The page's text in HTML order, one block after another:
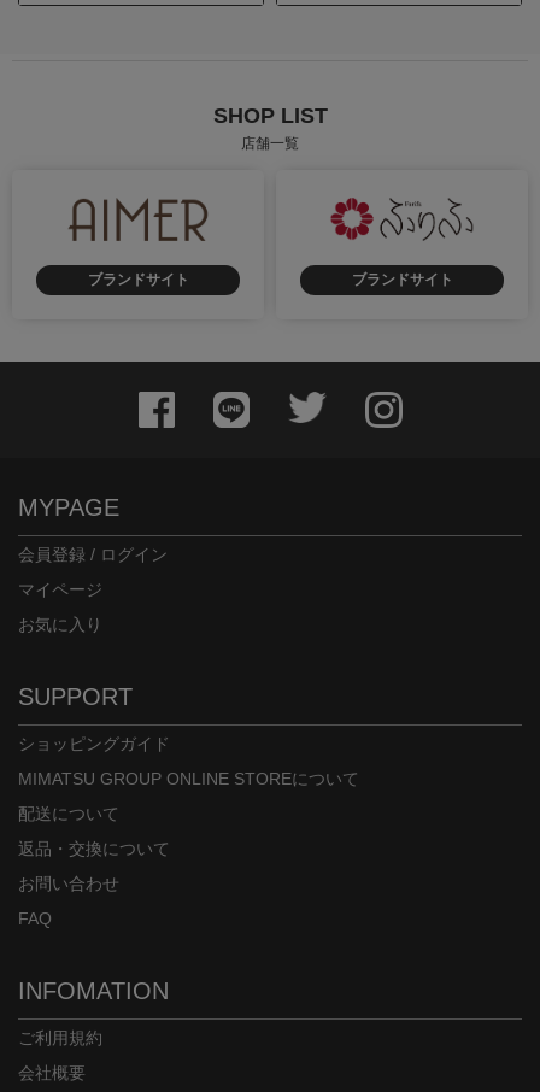
SHOP LIST
店舗一覧
ブランドサイト ブランドサイト
MYPAGE
会員登録 / ログイン
マイページ
お気に入り
SUPPORT
ショッピングガイド
MIMATSU GROUP ONLINE STOREについて
配送について
返品・交換について
お問い合わせ
FAQ
INFOMATION
ご利用規約
会社概要